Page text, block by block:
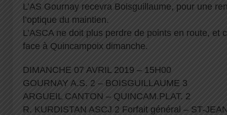
L’AS Gournay recevra Boisguillaume, pour une
l’optique du maintien.
L’ASCA ne doit plus perdre de points en route, et
face à Quincampoix dimanche.
DIMANCHE 07 AVRIL 2019 – 15H00
GOURNAY A.S. 2 – BOISGUILLAUME 3
ARGUEIL CANTON – QUINCAM.PLAT. 2
R. KURDISTAN ASCJ 2 Forfait général – ST-